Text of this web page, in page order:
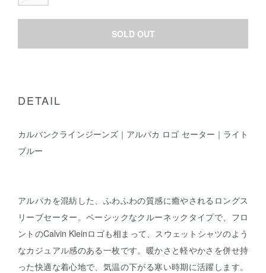
SOLD OUT
DETAIL
カルバンクラインジーンズ｜アルパカ ロゴ セーター｜ライト
ブルー
アルパカを混紡した、ふわふわの質感に癒やされるロングス
リーブセーター。ベーシックなクルーネックタイプで、フロ
ントのCalvin Kleinロゴも相まって、スウェットシャツのよう
なカジュアル感のある一枚です。暖かさと軽やかさを併せ持
った快適な着心地で、気温の下がる寒い時期に活躍します。